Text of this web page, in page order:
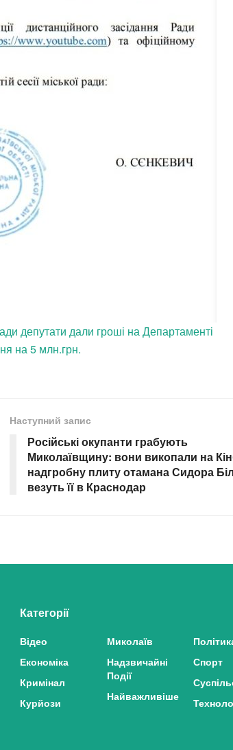
депутати дали гроші на Департаменті
на 5 млн.грн.
Наступний запис
Російські окупанти грабують
Миколаївщину: вони викопали на
надгробну плиту отамана Сидора
везуть її в Краснодар
Категорії
Відео
Економіка
Кримінал
Курйози
Миколаїв
Надзвичайні
Події
Найважливіше
Спорт